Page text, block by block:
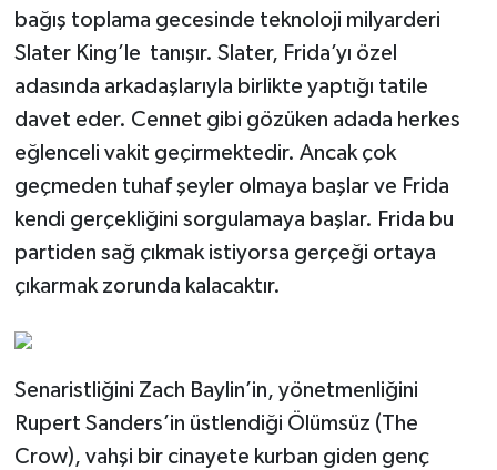
bağış toplama gecesinde teknoloji milyarderi
Slater King’le tanışır. Slater, Frida’yı özel
adasında arkadaşlarıyla birlikte yaptığı tatile
davet eder. Cennet gibi gözüken adada herkes
eğlenceli vakit geçirmektedir. Ancak çok
geçmeden tuhaf şeyler olmaya başlar ve Frida
kendi gerçekliğini sorgulamaya başlar. Frida bu
partiden sağ çıkmak istiyorsa gerçeği ortaya
çıkarmak zorunda kalacaktır.
Senaristliğini Zach Baylin’in, yönetmenliğini
Rupert Sanders’in üstlendiği Ölümsüz (The
Crow), vahşi bir cinayete kurban giden genç